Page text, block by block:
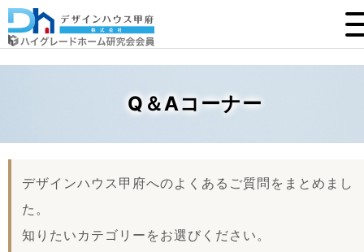
Q＆Aコーナー
デザインハウス甲府へのよくあるご質問をまとめまし
た。
知りたいカテゴリーをお選びください。